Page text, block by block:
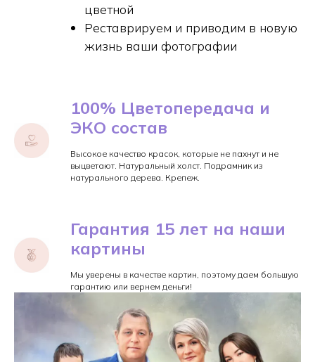
цветной
Реставрируем и приводим в новую
жизнь ваши фотографии
100% Цветопередача и
ЭКО состав
Высокое качество красок, которые не пахнут и не
выцветают. Натуральный холст. Подрамник из
натурального дерева. Крепеж.
Гарантия 15 лет на наши
картины
Мы уверены в качестве картин, поэтому даем большую
гарантию или вернем деньги!